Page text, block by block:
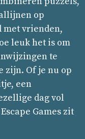
op
metvrienden,
leukhet is om
te
zijn. Ofjenu op
een
dagvol
Games zit